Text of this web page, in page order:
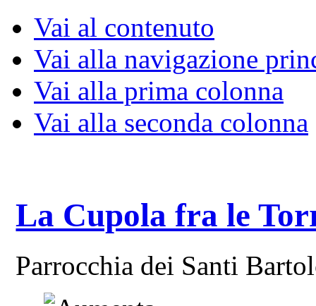
Vai al contenuto
Vai alla navigazione
Vai alla prima colonna
Vai alla seconda colonna
La Cupola fra le
Parrocchia dei Santi